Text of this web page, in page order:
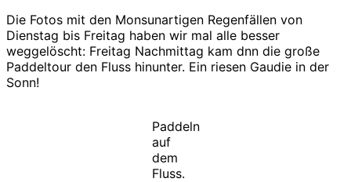
Die Fotos mit den Monsunartigen Regenfällen von
Dienstag bis Freitag haben wir mal alle besser
weggelöscht: Freitag Nachmittag kam dnn die große
Paddeltour den Fluss hinunter. Ein riesen Gaudie in der
Sonn!
Paddeln
auf
dem
Fluss.